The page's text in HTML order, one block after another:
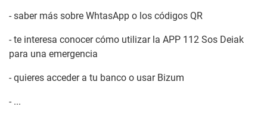
- saber más sobre WhtasApp o los códigos QR
- te interesa conocer cómo utilizar la APP 112 Sos Deiak
para una emergencia
- quieres acceder a tu banco o usar Bizum
- ...